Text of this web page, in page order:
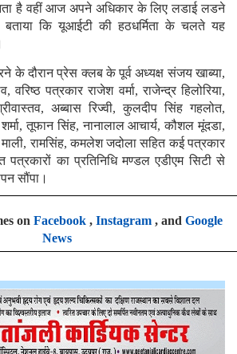
है वहीं आज अपने अधिकार के लिए लडाई लडने
कि यूआईटी की हठधर्मिता के चलते यह
के दौरान प्रेस क्लब के पूर्व अध्यक्ष संजय खाब्या,
पत्रकार राजेश वर्मा, राजेन्द्र हिलोरिया,
अब्बास रिज्वी, कुलदीप सिंह गहलोत,
तूफान सिंह, नानालाल आचार्य, कौशल मूंदडा,
माली, रामसिंह, कमलेश जदोला सहित कई पत्रकार
पत्रकारों का प्रतिनिधि मण्डल एडीएम सिटी से
सौंपा।
on Facebook, Instagram, and Google
News